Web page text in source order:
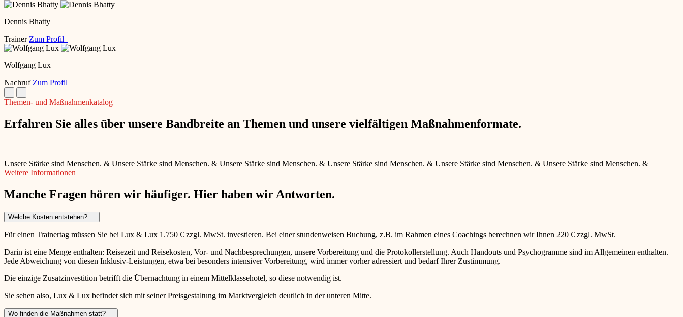
Dennis Bhatty
Trainer Zum Profil
Wolfgang Lux
Nachruf Zum Profil
Themen- und Maßnahmenkatalog
Erfahren Sie alles über unsere Bandbreite an Themen und unsere vielfältigen Maßnahmenformate.
Unsere Stärke sind Menschen. & Unsere Stärke sind Menschen. & Unsere Stärke sind Menschen. & Unsere Stärke sind Menschen. & Unsere Stärke sind Menschen. & Unsere Stärke sind Menschen. &
Weitere Informationen
Manche Fragen hören wir häufiger. Hier haben wir Antworten.
Welche Kosten entstehen?
Für einen Trainertag müssen Sie bei Lux & Lux 1.750 € zzgl. MwSt. investieren. Bei einer stundenweisen Buchung, z.B. im Rahmen eines Coachings berechnen wir Ihnen 220 € zzgl. MwSt.
Darin ist eine Menge enthalten: Reisezeit und Reisekosten, Vor- und Nachbesprechungen, unsere Vorbereitung und die Protokollerstellung. Auch Handouts und Psychogramme sind im Allgemeinen enthalten.
Jede Abweichung von diesen Inklusiv-Leistungen, etwa bei besonders intensiver Vorbereitung, wird immer vorher adressiert und bedarf Ihrer Zustimmung.
Die einzige Zusatzinvestition betrifft die Übernachtung in einem Mittelklassehotel, so diese notwendig ist.
Sie sehen also, Lux & Lux befindet sich mit seiner Preisgestaltung im Marktvergleich deutlich in der unteren Mitte.
Wo finden die Maßnahmen statt?